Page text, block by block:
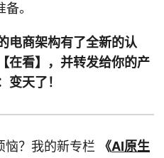
。
电商架构有了全新的认
在看】，并转发给你的产
变天了！
恼？我的新专栏 《AI原生